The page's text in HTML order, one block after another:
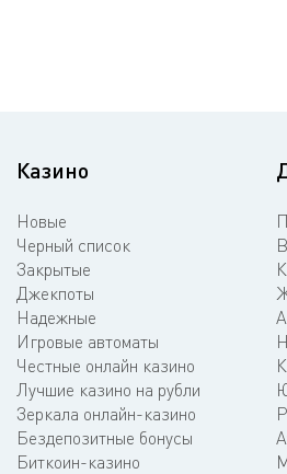
Казино
Новые
Черный список
Закрытые
Джекпоты
Надежные
Игровые автоматы
Честные онлайн казино
Лучшие казино на рубли
Зеркала онлайн-казино
Бездепозитные бонусы
Биткоин-казино